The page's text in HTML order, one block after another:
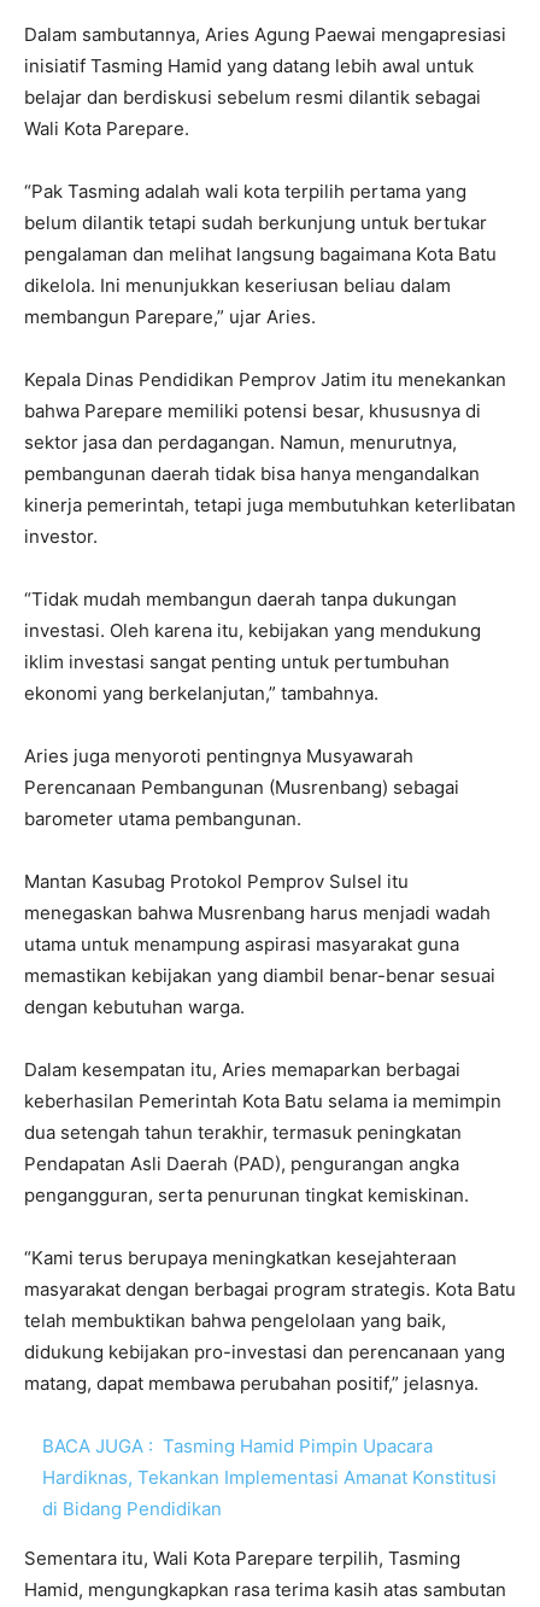
Dalam sambutannya, Aries Agung Paewai mengapresiasi
inisiatif Tasming Hamid yang datang lebih awal untuk
belajar dan berdiskusi sebelum resmi dilantik sebagai
Wali Kota Parepare.
“Pak Tasming adalah wali kota terpilih pertama yang
belum dilantik tetapi sudah berkunjung untuk bertukar
pengalaman dan melihat langsung bagaimana Kota Batu
dikelola. Ini menunjukkan keseriusan beliau dalam
membangun Parepare,” ujar Aries.
Kepala Dinas Pendidikan Pemprov Jatim itu menekankan
bahwa Parepare memiliki potensi besar, khususnya di
sektor jasa dan perdagangan. Namun, menurutnya,
pembangunan daerah tidak bisa hanya mengandalkan
kinerja pemerintah, tetapi juga membutuhkan keterlibatan
investor.
“Tidak mudah membangun daerah tanpa dukungan
investasi. Oleh karena itu, kebijakan yang mendukung
iklim investasi sangat penting untuk pertumbuhan
ekonomi yang berkelanjutan,” tambahnya.
Aries juga menyoroti pentingnya Musyawarah
Perencanaan Pembangunan (Musrenbang) sebagai
barometer utama pembangunan.
Mantan Kasubag Protokol Pemprov Sulsel itu
menegaskan bahwa Musrenbang harus menjadi wadah
utama untuk menampung aspirasi masyarakat guna
memastikan kebijakan yang diambil benar-benar sesuai
dengan kebutuhan warga.
Dalam kesempatan itu, Aries memaparkan berbagai
keberhasilan Pemerintah Kota Batu selama ia memimpin
dua setengah tahun terakhir, termasuk peningkatan
Pendapatan Asli Daerah (PAD), pengurangan angka
pengangguran, serta penurunan tingkat kemiskinan.
“Kami terus berupaya meningkatkan kesejahteraan
masyarakat dengan berbagai program strategis. Kota Batu
telah membuktikan bahwa pengelolaan yang baik,
didukung kebijakan pro-investasi dan perencanaan yang
matang, dapat membawa perubahan positif,” jelasnya.
BACA JUGA : Tasming Hamid Pimpin Upacara
Hardiknas, Tekankan Implementasi Amanat Konstitusi
di Bidang Pendidikan
Sementara itu, Wali Kota Parepare terpilih, Tasming
Hamid, mengungkapkan rasa terima kasih atas sambutan